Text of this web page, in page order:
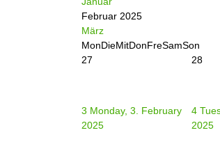
Februar 2025
März
MonDieMitDonFreSamSon
27
28
3 Monday, 3. February
2025
4
2025